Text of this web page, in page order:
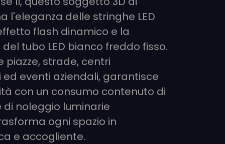
l'eleganza delle stringhe LED
flash dinamico e la
tubo LED bianco freddo fisso.
piazze, strade, centri
eventi aziendali, garantisce
con un consumo contenuto di
di noleggio luminarie
ogni spazio in
e accogliente.